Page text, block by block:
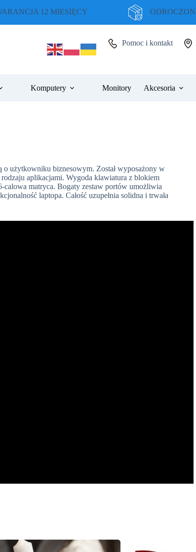
12 MIESIĘCY
Pomoc i kontakt
Komputery Monitory Akcesoria
użytkowniku biznesowym. Został wyposażony w
aplikacjami. Wygoda klawiatura z blokiem
matryca. Bogaty zestaw portów umożliwia
laptopa. Całość uzupełnia solidna i trwała